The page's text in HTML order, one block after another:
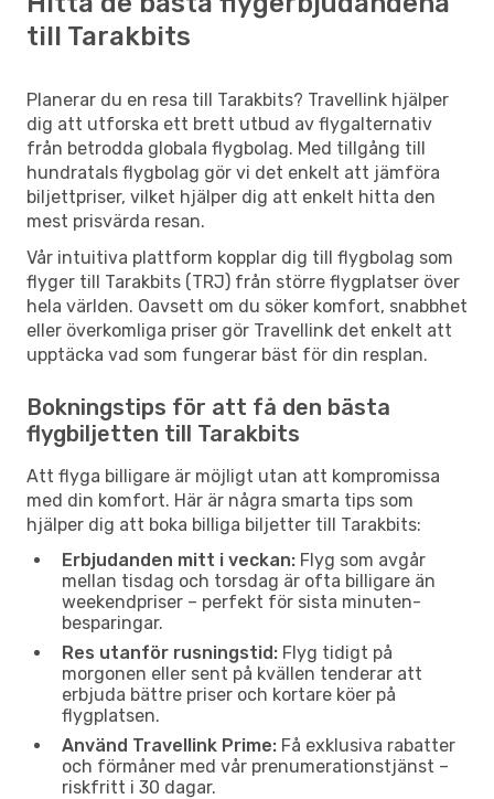
till Tarakbits
Planerar du en resa till Tarakbits? Travellink hjälper
dig att utforska ett brett utbud av flygalternativ
från betrodda globala flygbolag. Med tillgång till
hundratals flygbolag gör vi det enkelt att jämföra
biljettpriser, vilket hjälper dig att enkelt hitta den
mest prisvärda resan.
Vår intuitiva plattform kopplar dig till flygbolag som
flyger till Tarakbits (TRJ) från större flygplatser över
hela världen. Oavsett om du söker komfort, snabbhet
eller överkomliga priser gör Travellink det enkelt att
upptäcka vad som fungerar bäst för din resplan.
Bokningstips för att få den bästa
flygbiljetten till Tarakbits
Att flyga billigare är möjligt utan att kompromissa
med din komfort. Här är några smarta tips som
hjälper dig att boka billiga biljetter till Tarakbits:
Erbjudanden mitt i veckan: Flyg som avgår
mellan tisdag och torsdag är ofta billigare än
weekendpriser – perfekt för sista minuten-
besparingar.
Res utanför rusningstid: Flyg tidigt på
morgonen eller sent på kvällen tenderar att
erbjuda bättre priser och kortare köer på
flygplatsen.
Använd Travellink Prime: Få exklusiva rabatter
och förmåner med vår prenumerationstjänst –
riskfritt i 30 dagar.